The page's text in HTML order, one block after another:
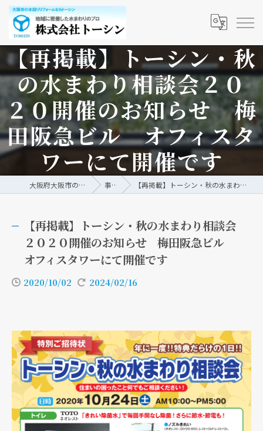
【再掲載】トーシン・秋
の水まわり相談会２０
２０開催のお知らせ 梅
田阪急ビル オフィスタ
ワーにて開催です
大阪府大阪市の水回りリフォームなら株式会社トーシン 事例/ブログ 【再掲載】トーシン・秋の水まわり相談会２０２０開催のお知らせ 梅田阪急ビル オフィスタワーにて開催です
【再掲載】トーシン・秋の水まわり相談会
２０２０開催のお知らせ 梅田阪急ビル
オフィスタワーにて開催です
2020/10/02 2024/02/16